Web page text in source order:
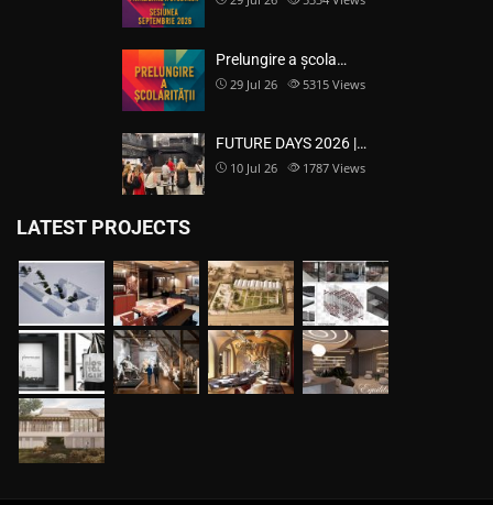
Prelungire a școla…
29 Jul 26 5315 Views
FUTURE DAYS 2026 |…
10 Jul 26 1787 Views
LATEST PROJECTS